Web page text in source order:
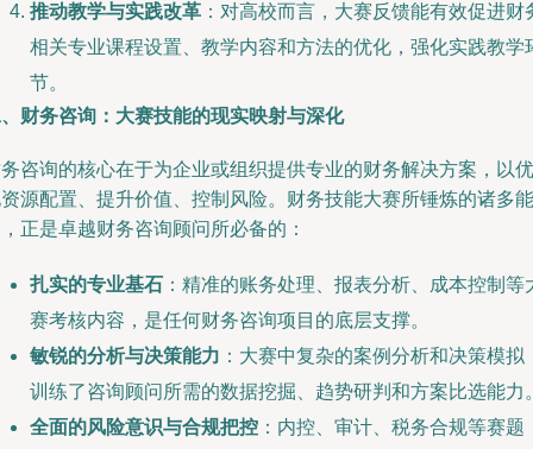
推动教学与实践改革 ：对高校而言，大赛反馈能有效促进财
相关专业课程设置、教学内容和方法的优化，强化实践教学
节。
财务咨询：大赛技能的现实映射与深化
咨询的核心在于为企业或组织提供专业的财务解决方案，以优
源配置、提升价值、控制风险。财务技能大赛所锤炼的诸多能
正是卓越财务咨询顾问所必备的：
扎实的专业基石 ：精准的账务处理、报表分析、成本控制等
赛考核内容，是任何财务咨询项目的底层支撑。
敏锐的分析与决策能力 ：大赛中复杂的案例分析和决策模拟
训练了咨询顾问所需的数据挖掘、趋势研判和方案比选能力
全面的风险意识与合规把控 ：内控、审计、税务合规等赛题